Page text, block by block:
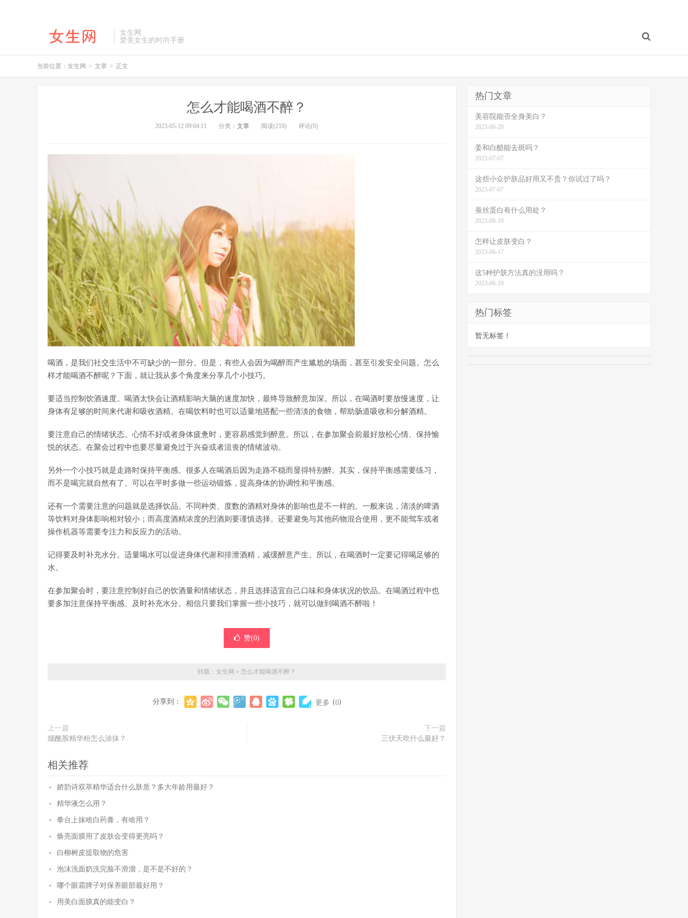
女生网
爱美女生的时尚手册
当前位置： 女生网 > 文章 > 正文
怎么才能喝酒不醉？
2023-05-12 09:04:11 分类： 文章 阅读(218) 评论(0)
喝酒，是我们社交生活中不可缺少的一部分。但是，有些人会因为喝醉而产生尴尬的场面，甚至引发安全问题。怎么
样才能喝酒不醉呢？下面，就让我从多个角度来分享几个小技巧。
要适当控制饮酒速度。喝酒太快会让酒精影响大脑的速度加快，最终导致醉意加深。所以，在喝酒时要放慢速度，让
身体有足够的时间来代谢和吸收酒精。在喝饮料时也可以适量地搭配一些清淡的食物，帮助肠道吸收和分解酒精。
要注意自己的情绪状态。心情不好或者身体疲惫时，更容易感觉到醉意。所以，在参加聚会前最好放松心情、保持愉
悦的状态。在聚会过程中也要尽量避免过于兴奋或者沮丧的情绪波动。
另外一个小技巧就是走路时保持平衡感。很多人在喝酒后因为走路不稳而显得特别醉。其实，保持平衡感需要练习，
而不是喝完就自然有了。可以在平时多做一些运动锻炼，提高身体的协调性和平衡感。
还有一个需要注意的问题就是选择饮品。不同种类、度数的酒精对身体的影响也是不一样的。一般来说，清淡的啤酒
等饮料对身体影响相对较小；而高度酒精浓度的烈酒则要谨慎选择。还要避免与其他药物混合使用，更不能驾车或者
操作机器等需要专注力和反应力的活动。
记得要及时补充水分。适量喝水可以促进身体代谢和排泄酒精，减缓醉意产生。所以，在喝酒时一定要记得喝足够的
水。
在参加聚会时，要注意控制好自己的饮酒量和情绪状态，并且选择适宜自己口味和身体状况的饮品。在喝酒过程中也
要多加注意保持平衡感、及时补充水分。相信只要我们掌握一些小技巧，就可以做到喝酒不醉啦！
赞(0)
转载： 女生网 » 怎么才能喝酒不醉？
分享到： 更多 (0)
上一篇
烟酰胺精华粉怎么涂抹？
下一篇
三伏天吃什么最好？
相关推荐
娇韵诗双萃精华适合什么肤质？多大年龄用最好？
精华液怎么用？
拳台上抹啥白药膏，有啥用？
焕亮面膜用了皮肤会变得更亮吗？
白柳树皮提取物的危害
泡沫洗面奶洗完脸不滑溜，是不是不好的？
哪个眼霜牌子对保养眼部最好用？
用美白面膜真的能变白？
热门文章
美容院能否全身美白？
2023-06-28
姜和白醋能去斑吗？
2023-07-07
这些小众护肤品好用又不贵？你试过了吗？
2023-07-07
蚕丝蛋白有什么用处？
2023-06-10
怎样让皮肤变白？
2023-06-17
这5种护肤方法真的没用吗？
2023-06-10
热门标签
暂无标签！